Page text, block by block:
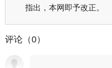
指出，本网即予改正。
评论（0）